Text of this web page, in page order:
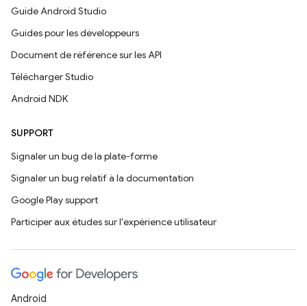
Guide Android Studio
Guides pour les développeurs
Document de référence sur les API
Télécharger Studio
Android NDK
SUPPORT
Signaler un bug de la plate-forme
Signaler un bug relatif à la documentation
Google Play support
Participer aux études sur l'expérience utilisateur
Android